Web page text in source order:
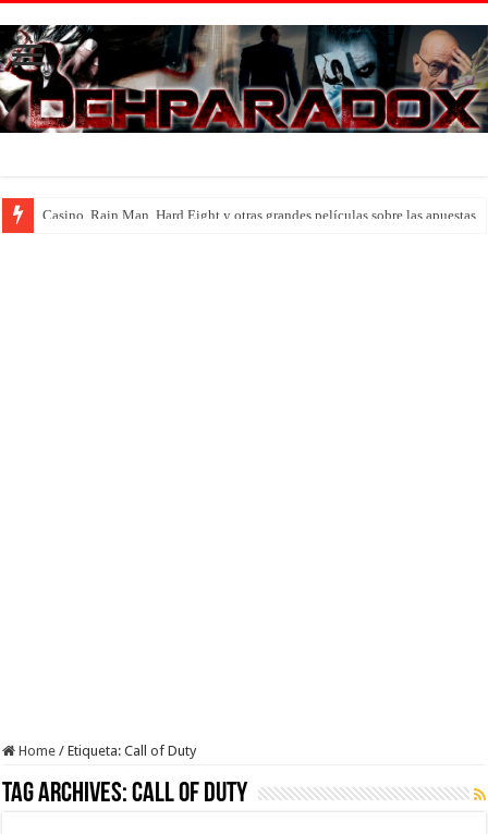
Introducción al maravilloso mundo de ‘Deadly Premonition’
Home / Etiqueta:Call of Duty
Tag Archives:Call of Duty